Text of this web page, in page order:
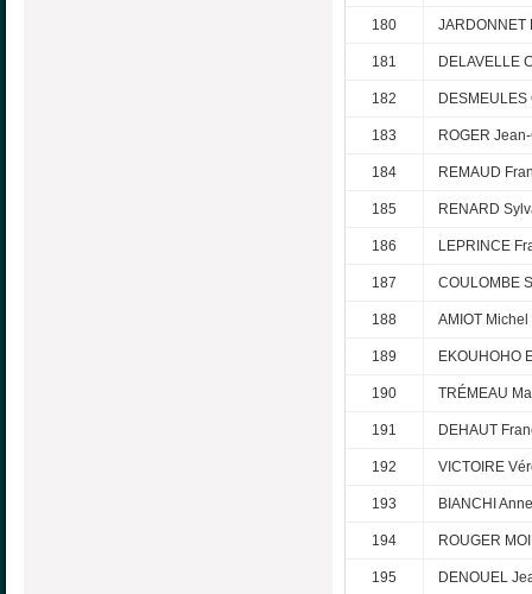
180 JARDONNET
181 DELAVELLE
182 DESMEULES
183 ROGER
184 REMAUD
185 RENARD
186 LEPRINCE
187 COULOMBE
188 AMIOT Michel
189 EKOUHOHO
190 TRÉMEAU
191 DEHAUT
192 VICTOIRE
193 BIANCHI
194 ROUGER
195 DENOUEL